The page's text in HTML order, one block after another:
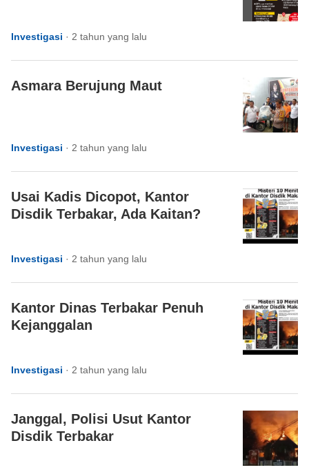
Investigasi · 2 tahun yang lalu
Asmara Berujung Maut
Investigasi · 2 tahun yang lalu
Usai Kadis Dicopot, Kantor
Disdik Terbakar, Ada Kaitan?
Investigasi · 2 tahun yang lalu
Kantor Dinas Terbakar Penuh
Kejanggalan
Investigasi · 2 tahun yang lalu
Janggal, Polisi Usut Kantor
Disdik Terbakar